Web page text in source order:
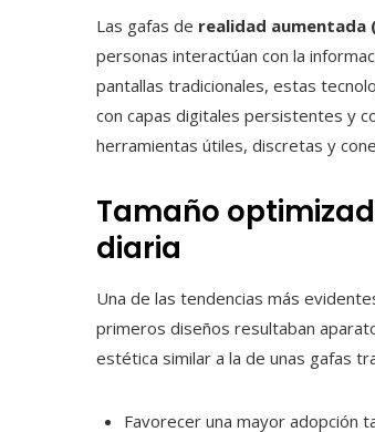
Las gafas de realidad aumentada
personas interactúan con la
pantallas tradicionales, estas
con capas digitales persistentes y
herramientas útiles, discretas y
Tamaño
diaria
Una de las tendencias más
primeros diseños resultaban
estética similar a la de unas gafas
Favorecer una mayor adopción